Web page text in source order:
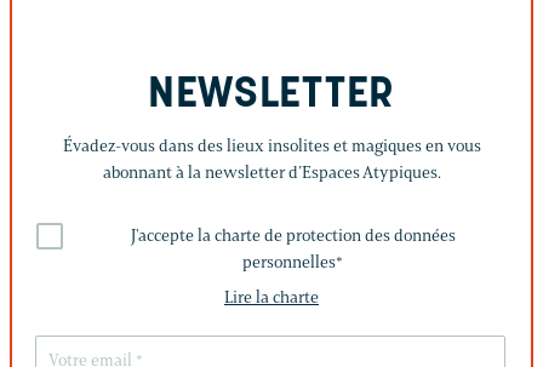
NEWSLETTER
Évadez-vous dans des lieux insolites et magiques en vous
abonnant à la newsletter d’Espaces Atypiques.
J'accepte la charte de protection des données
personnelles*
Lire la charte